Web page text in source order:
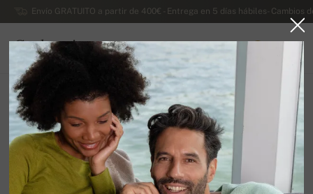
Envío GRATUITO a partir de 400€ - Entrega en 5 días hábiles- Cambios
Cachemira
ESPAÑA
Ir a la página principal
Lujosos jerseys de cachemira de caballero
Jersey de cachemira de caballero con cremallera